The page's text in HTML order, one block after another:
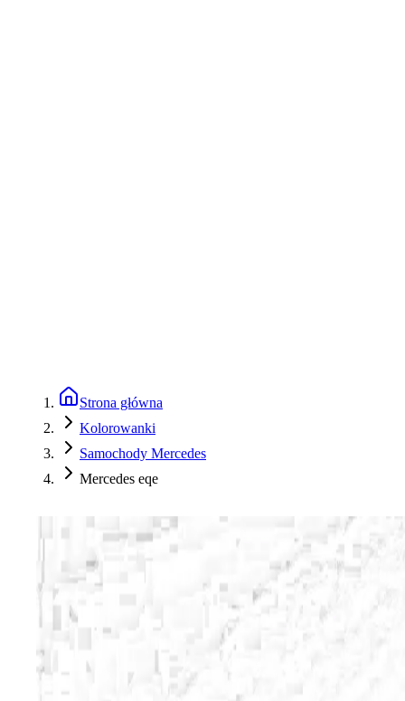
Strona główna
Kolorowanki
Samochody Mercedes
Mercedes eqe